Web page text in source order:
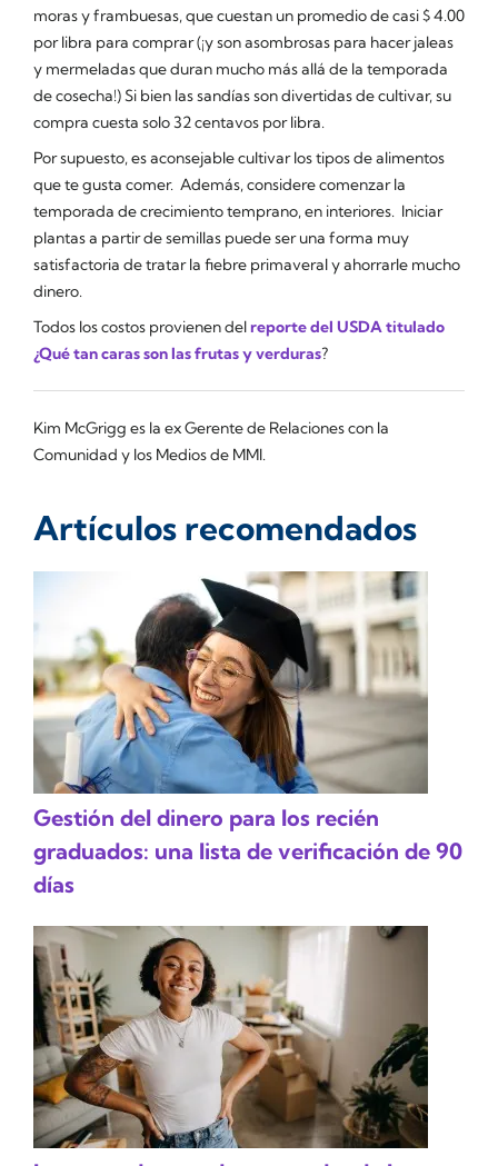
moras y frambuesas, que cuestan un promedio de casi $ 4.00
por libra para comprar (¡y son asombrosas para hacer jaleas
y mermeladas que duran mucho más allá de la temporada
de cosecha!) Si bien las sandías son divertidas de cultivar, su
compra cuesta solo 32 centavos por libra.
Por supuesto, es aconsejable cultivar los tipos de alimentos
que te gusta comer. Además, considere comenzar la
temporada de crecimiento temprano, en interiores. Iniciar
plantas a partir de semillas puede ser una forma muy
satisfactoria de tratar la fiebre primaveral y ahorrarle mucho
dinero.
Todos los costos provienen delreporte del USDA titulado
¿Qué tan caras son las frutas y verduras?
Kim McGrigg es la ex Gerente de Relaciones con la
Comunidad y los Medios de MMI.
Artículos recomendados
Gestión del dinero para los recién
graduados: una lista de verificación de 90
días